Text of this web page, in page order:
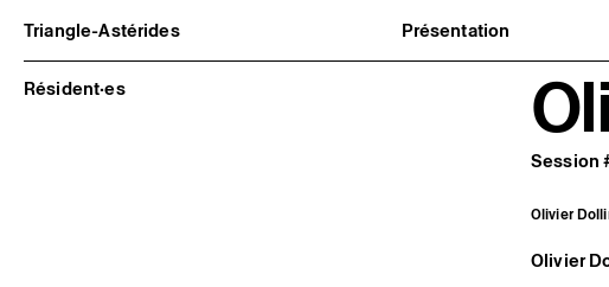
Triangle-Astérides Présentation
Centre d’art contemporain
d’intérêt national
et résidence internationale d'artistes
À propos
Équipe et gouvernance
Partenaires et réseaux
Formation
Adhérer / nous soutenir
Rapports d'activité
Résident·es
Session
Olivier
Olivier